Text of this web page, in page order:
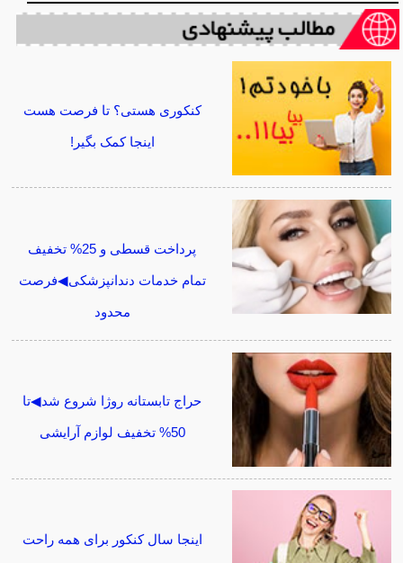
کنکوری هستی؟ تا فرصت هست
اینجا کمک بگیر!
پرداخت قسطی و 25% تخفیف
تمام خدمات دندانپزشکی◀فرصت
محدود
حراج تابستانه روژا شروع شد◀تا
50% تخفیف لوازم آرایشی
اینجا سال کنکور برای همه راحت